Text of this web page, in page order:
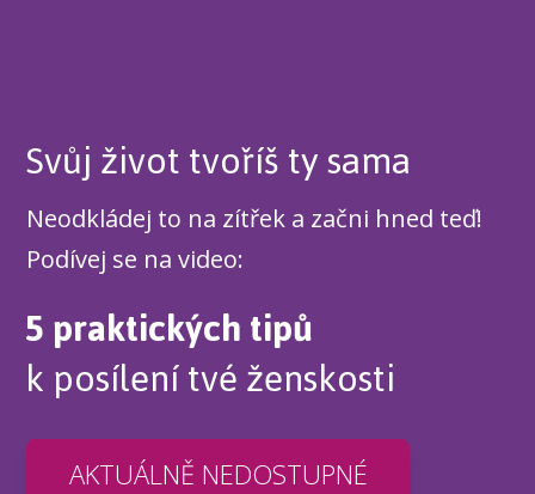
Svůj život tvoříš ty sama
Neodkládej to na zítřek a začni hned teď!
Podívej se na video:
5 praktických tipů
k posílení tvé ženskosti
AKTUÁLNĚ NEDOSTUPNÉ